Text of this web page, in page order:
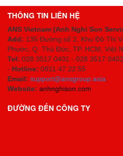
THÔNG TIN LIÊN HỆ
ANS Vietnam (Anh Nghi Son
Add: 135 Đường số 2, Khu Đô Thị
Phước, Q. Thủ Đức, TP. HCM , Việt
Tel: 028 3517 0401 - 028 3517
- Hotline: 0911 47 22 55
Email: support@ansgroup.asia;
Website: anhnghison.com
ĐƯỜNG ĐẾN CÔNG TY